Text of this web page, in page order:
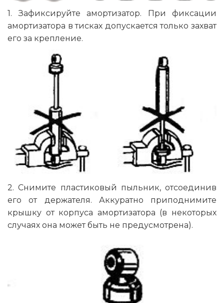
1. Зафиксируйте амортизатор. При фиксации
амортизатора в тисках допускается только захват
его за крепление.
2. Снимите пластиковый пыльник, отсоединив
его от держателя. Аккуратно приподнимите
крышку от корпуса амортизатора (в некоторых
случаях она может быть не предусмотрена).